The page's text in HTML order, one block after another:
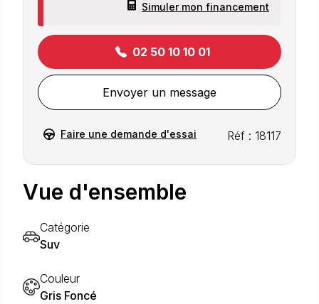
Simuler mon financement
02 50 10 10 01
Envoyer un message
Faire une demande d'essai Réf : 18117
Vue d'ensemble
Catégorie
Suv
Couleur
Gris Foncé